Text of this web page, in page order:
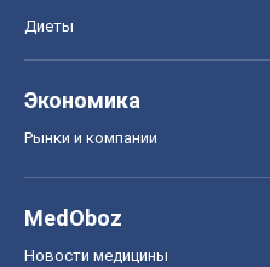
Диеты
Экономика
Рынки и компании
MedOboz
Новости медицины